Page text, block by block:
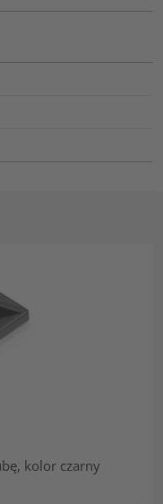
kolor czarny